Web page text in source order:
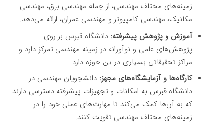
زمینه‌های مختلف مهندسی، از جمله مهندسی برق، مهندسی
مکانیک، مهندسی کامپیوتر و مهندسی عمران، ارائه می‌دهد.
آموزش و پژوهش پیشرفته: دانشگاه قبرس بر روی
پژوهش‌های علمی و نوآورانه در زمینه مهندسی تمرکز دارد و
مراکز تحقیقاتی بسیاری در این حوزه دارد.
کارگاه‌ها و آزمایشگاه‌های مجهز: دانشجویان مهندسی در
دانشگاه قبرس به امکانات و تجهیزات پیشرفته دسترسی دارند
که به آن‌ها کمک می‌کند تا مهارت‌های عملی خود را در
زمینه‌های مختلف مهندسی تقویت کنند.